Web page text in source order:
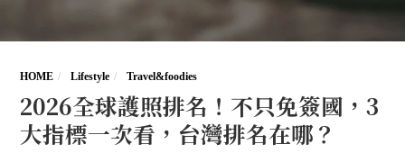
HOME Lifestyle Travel&foodies
2026全球護照排名！不只免簽國，3
大指標一次看，台灣排名在哪？